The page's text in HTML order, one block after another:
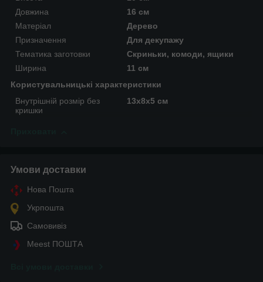
Довжина
16 см
Матеріал
Дерево
Призначення
Для декупажу
Тематика заготовки
Скриньки, комоди, ящики
Ширина
11 см
Користувальницькі характеристики
Внутрішній розмір без
кришки
13х8х5 см
Умови доставки
Нова Пошта
Укрпошта
Самовивіз
Meest ПОШТА